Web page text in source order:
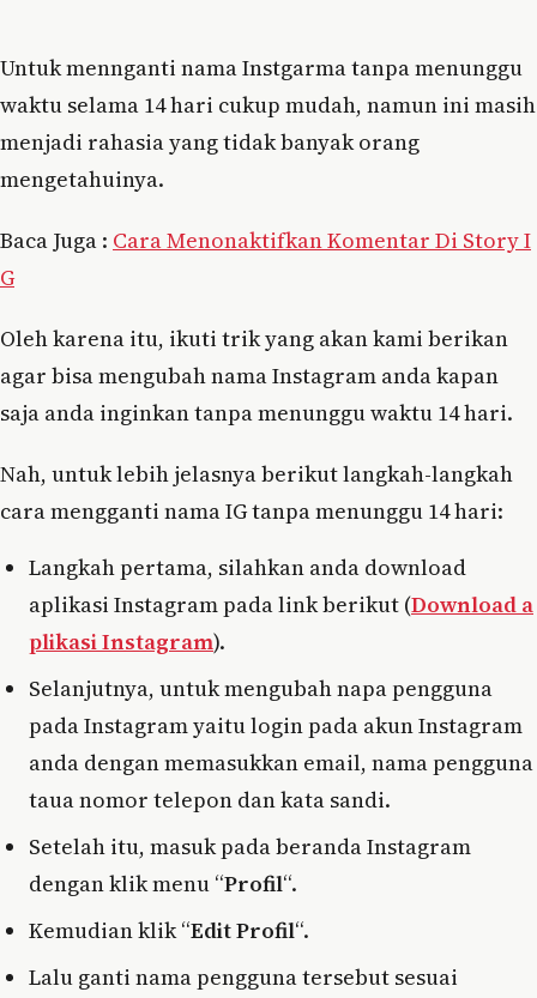
Untuk mennganti nama Instgarma tanpa menunggu
waktu selama 14 hari cukup mudah, namun ini masih
menjadi rahasia yang tidak banyak orang
mengetahuinya.
Baca Juga : Cara Menonaktifkan Komentar Di Story I
G
Oleh karena itu, ikuti trik yang akan kami berikan
agar bisa mengubah nama Instagram anda kapan
saja anda inginkan tanpa menunggu waktu 14 hari.
Nah, untuk lebih jelasnya berikut langkah-langkah
cara mengganti nama IG tanpa menunggu 14 hari:
Langkah pertama, silahkan anda download
aplikasi Instagram pada link berikut (Download a
plikasi Instagram).
Selanjutnya, untuk mengubah napa pengguna
pada Instagram yaitu login pada akun Instagram
anda dengan memasukkan email, nama pengguna
taua nomor telepon dan kata sandi.
Setelah itu, masuk pada beranda Instagram
dengan klik menu “Profil“.
Kemudian klik “Edit Profil“.
Lalu ganti nama pengguna tersebut sesuai